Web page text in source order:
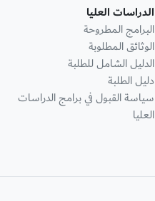
الدراسات العليا
البرامج المطروحة
الوثائق المطلوبة
الدليل الشامل للطلبة
دليل الطلبة
سياسة القبول في برامج الدراسات
العليا